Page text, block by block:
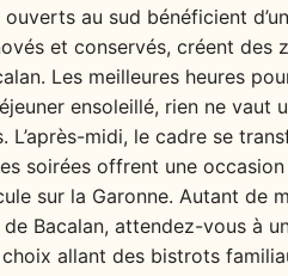
au sud bénéficient
et conservés, créent des
Les meilleures heures
ensoleillé, rien ne vaut
midi, le cadre se
soirées offrent une
sur la Garonne. Autant de
Bacalan, attendez-vous à
allant des bistrots